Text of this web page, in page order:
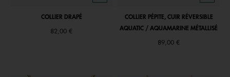
COLLIER DRAPÉ
82,00 €
COLLIER PÉPITE, CUIR RÉVERSIBLE
AQUATIC / AQUAMARINE MÉTALLISÉ
89,00 €